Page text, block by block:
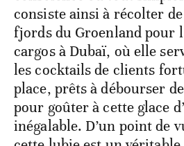
consiste ainsi à récolter
fjords du Groenland pour
cargos à Dubaï, où elle
les cocktails de clients
place, prêts à débourser
pour goûter à cette glace
inégalable. D’un point de